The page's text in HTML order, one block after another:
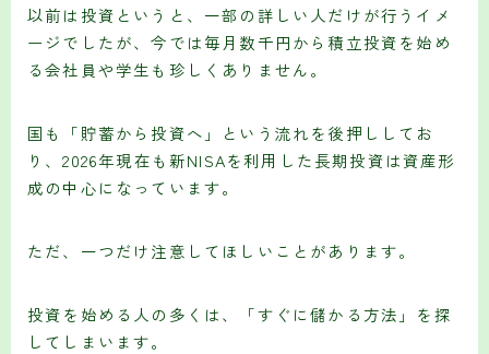
以前は投資というと、一部の詳しい人だけが行うイメ
ージでしたが、今では毎月数千円から積立投資を始め
る会社員や学生も珍しくありません。
国も「貯蓄から投資へ」という流れを後押ししてお
り、2026年現在も新NISAを利用した長期投資は資産形
成の中心になっています。
ただ、一つだけ注意してほしいことがあります。
投資を始める人の多くは、「すぐに儲かる方法」を探
してしまいます。